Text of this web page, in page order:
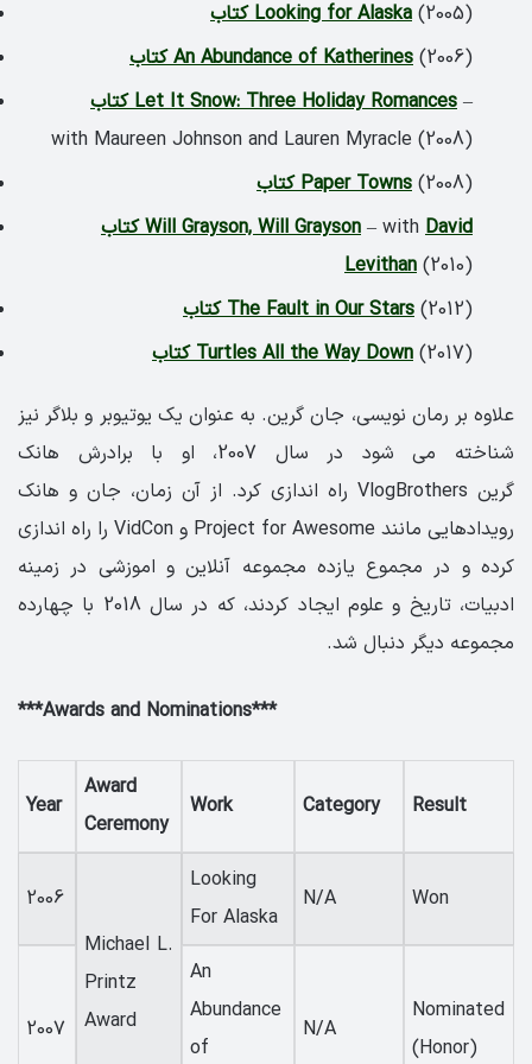
کتاب Looking for Alaska (2005)
کتاب An Abundance of Katherines (2006)
کتاب Let It Snow: Three Holiday Romances –
with Maureen Johnson and Lauren Myracle (2008)
کتاب Paper Towns (2008)
کتاب Will Grayson, Will Grayson – with David
Levithan (2010)
کتاب The Fault in Our Stars (2012)
کتاب Turtles All the Way Down (2017)
علاوه بر رمان نویسی، جان گرین. به عنوان یک یوتیوبر و بلاگر نیز
شناخته می شود در سال 2007، او با برادرش هانک
گرین VlogBrothers راه اندازی کرد. از آن زمان، جان و هانک
رویدادهایی مانند Project for Awesome و VidCon را راه اندازی
کرده و در مجموع یازده مجموعه آنلاین و اموزشی در زمینه
ادبیات، تاریخ و علوم ایجاد کردند، که در سال2018 با چهارده
مجموعه دیگر دنبال شد.
***Awards and Nominations***
Year
Award
Ceremony
Work Category Result
2006
Michael L.
Printz
Award
Looking
For Alaska
N/A Won
2007
An
Abundance
of
N/A
Nominated
(Honor)